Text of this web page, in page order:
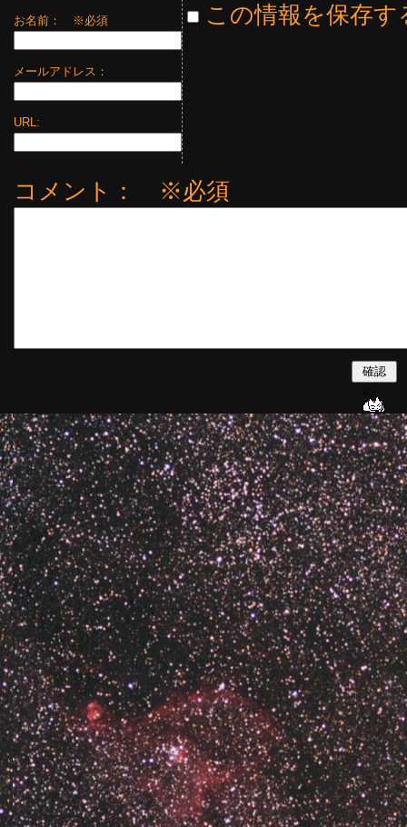
お名前： ※必須
メールアドレス：
URL:
この情報を保存す
コメント： ※必須